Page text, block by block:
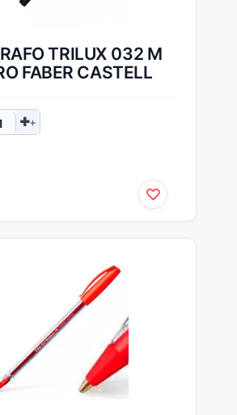
TRILUX 032 M
FABER CASTELL